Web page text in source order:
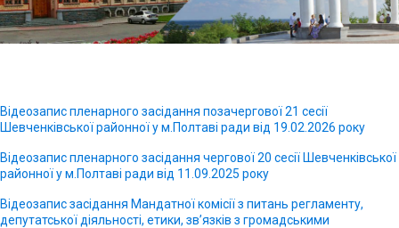
Відеозапис пленарного засідання позачергової 21 сесії
Шевченківської районної у м.Полтаві ради від 19.02.2026 року
Відеозапис пленарного засідання чергової 20 сесії Шевченківської
районної у м.Полтаві ради від 11.09.2025 року
Відеозапис засідання Мандатної комісії з питань регламенту,
депутатської діяльності, етики, зв’язків з громадськими